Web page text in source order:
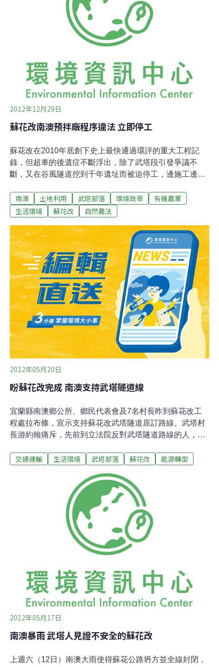
進行實質審查。保育生態系 不只水青岡會議上針對一階環
評審查提出的八項結論解決對策進行說明，在鄰近台灣水
青岡分布區域影響及對策上，除了否認採礦衝擊台灣水青
岡，並提出幾項對策，包括將採礦區調整到台灣水青岡分
2012年12月29日
蘇花改南澳預拌廠程序違法 立即停工
蘇花改在2010年底創下史上最快通過環評的重大工程記
錄，但超車的後遺症不斷浮出，除了武塔段引發爭議不
斷，又在谷風隧道挖到千年遺址而被迫停工，邊施工邊保
地旁，憑空聳立出3座巨大的預拌混凝土廠，包括宜蘭縣
環保局都未得告知，居民驚覺大事不妙，開始四處奔走、
中許多程序違法，必須馬上停工。自蘇花公路改善工程施
工之後，南澳南、北溪沿岸即因工程施作而影響景觀、空
氣、水質的品質。而為了供應蘇花改的南澳武塔段工程需
求，三個標案將各自在南澳設立一座預拌混凝土廠。這些
工程未有政府相關單位進行任何說明會與公聽會，便逕行
興建且即將營運。其中已搶先在南澳北溪防汛道路旁的私
人農牧用地的這一座，在沒有經過地主同意、選址沒有徵
詢各部會意見，程序未走完即已經開始動工的爭議最大。
當地居民也擔憂一旦工程廢水滲入農地或排放至鄰近的
南澳 土地利用 武塔部落 環境政策
有機農業
生活環境
蘇花改 自然農法
2012年05月20日
盼蘇花改完成 南澳支持武塔隧道線
宜蘭縣南澳鄉公所、鄉民代表會及7名村長昨到蘇花改工
程處拉布條，宣示支持蘇花改武塔隧道原訂路線。武塔村
長游約翰痛斥，先前到立法院反對武塔隧道路線的人，不
支持武塔隧道原訂路線。反對武塔隧道原來路線的人對外
問，「武塔社的祖墳原本是在國小後面，已遷移三次了，
祖靈哪一次被驚擾？」游約翰說，南澳沒有好的醫院、沒
有好的公路，重大傷病患都靠救護車送市區，路途遙遠，
許多人到半途就撐不下去，不該死的都死了。南澳鄉民代
表會主席李元亮指出，鄉內基督教長老教會自行召開會
議，找來原住民立委孔文吉參加，會中沒有鄉民代表、村
長，沒有民意基礎就擅自做出決議，讓外界誤解南澳都反
合考量雙方意見，蘇花改武塔隧道標案目前停工的原因，
是因為正在進行「危評工作」，法定程序尚未走完才未開
交通運輸 生活環境 武塔部落 蘇花改 能源轉型
2012年05月17日
南澳暴雨 武塔人見證不安全的蘇花改
上週六（12日）南澳大雨使得蘇花公路坍方並全線封閉，